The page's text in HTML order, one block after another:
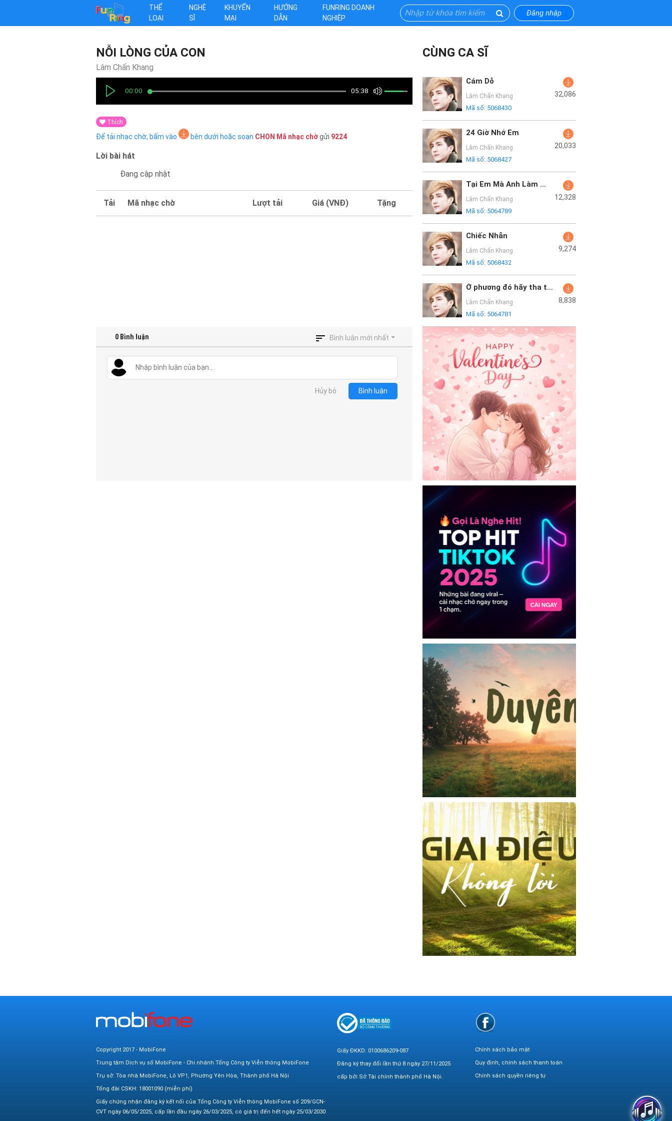
THỂ
LOẠI
NGHỆ
SĨ
KHUYẾN
MẠI
HƯỚNG
DẪN
FUNRING DOANH
NGHIỆP
Đăng nhập
NỖI LÒNG CỦA CON
Lâm Chấn Khang
00:00 05:38
Thích
Để tải nhạc chờ, bấm vào bên dưới hoặc soạn CHON Mã nhạc chờgửi 9224
Lời bài hát
Đang cập nhật
Tải Mã nhạc chờ Lượt tải Giá (VNĐ) Tặng
CÙNG CA SĨ
Cám Dỗ
Lâm Chấn Khang
Mã số: 5068430
32,086
24 Giờ Nhớ Em
Lâm Chấn Khang
Mã số: 5068427
20,033
Tại Em Mà Anh Làm Đàn Ông Xấu
Lâm Chấn Khang
Mã số: 5064789
12,328
Chiếc Nhẫn
Lâm Chấn Khang
Mã số: 5068432
9,274
Ở phương đó hãy tha thứ cho anh
Lâm Chấn Khang
Mã số: 5064781
8,838
0 Bình luận Bình luận mới nhất
Hủy bỏ Bình luận
Copyright 2017 - MobiFone
Trung tâm Dịch vụ số MobiFone - Chi nhánh Tổng Công ty Viễn thông MobiFone
Trụ sở: Tòa nhà MobiFone, Lô VP1, Phường Yên Hòa, Thành phố Hà Nội
Tổng đài CSKH: 18001090 (miễn phí)
Giấy chứng nhận đăng ký kết nối của Tổng Công ty Viễn thông MobiFone số 209/GCN-
CVT ngày 06/05/2025, cấp lần đầu ngày 26/03/2025, có giá trị đến hết ngày 25/03/2030
Giấy ĐKKD: 0100686209-087
Đăng ký thay đổi lần thứ 8 ngày 27/11/2025
cấp bởi Sở Tài chính thành phố Hà Nội.
Chính sách bảo mật
Quy định, chính sách thanh toán
Chính sách quyền riêng tư